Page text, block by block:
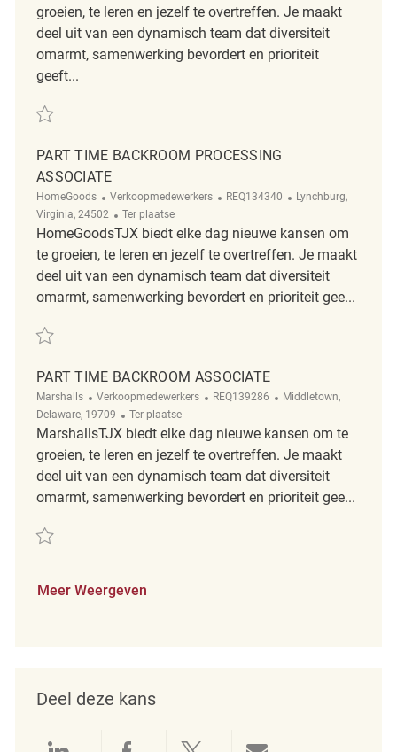
groeien, te leren en jezelf te overtreffen. Je maakt
deel uit van een dynamisch team dat diversiteit
omarmt, samenwerking bevordert en prioriteit
geeft...
Redden Backroom Associate 5am REQ142550
PART TIME BACKROOM PROCESSING
ASSOCIATE
HomeGoods Categorie
Verkoopmedewerkers ReqId
REQ134340 Plaats
Lynchburg,
Virginia, 24502
Afgelegen
Ter plaatse
HomeGoodsTJX biedt elke dag nieuwe kansen om
te groeien, te leren en jezelf te overtreffen. Je maakt
deel uit van een dynamisch team dat diversiteit
omarmt, samenwerking bevordert en prioriteit gee...
Redden Part Time Backroom Processing Associate REQ134340
PART TIME BACKROOM ASSOCIATE
Marshalls Categorie
Verkoopmedewerkers ReqId
REQ139286 Plaats
Middletown,
Delaware, 19709
Afgelegen
Ter plaatse
MarshallsTJX biedt elke dag nieuwe kansen om te
groeien, te leren en jezelf te overtreffen. Je maakt
deel uit van een dynamisch team dat diversiteit
omarmt, samenwerking bevordert en prioriteit gee...
Redden Part Time Backroom Associate REQ139286
Meer Weergeven
Deel deze kans